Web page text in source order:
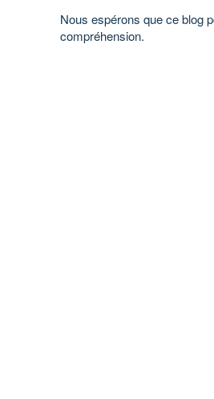
Nous espérons que ce blog
compréhension.